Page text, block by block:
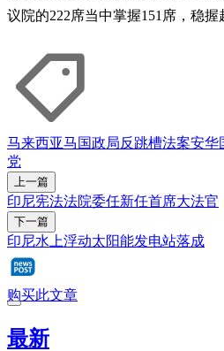
议院的222席当中掌握151席，稳握
马来西亚马国政局反跳槽法案安华
党
上一篇
印尼宪法法院委任新任首席大法官
下一篇
印尼水上浮动太阳能发电站落成
购买此文章
最新